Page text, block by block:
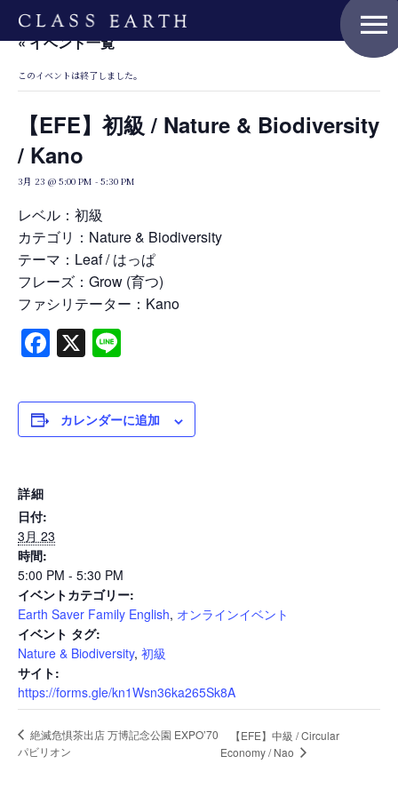
menu
Home
Nature Positive Members
Uniform Project
Art Project
Product Planning
Events
Journal
Interview
Online Shop
« イベント一覧
このイベントは終了しました。
【EFE】初級 / Nature & Biodiversity
/ Kano
3月 23 @ 5:00 PM - 5:30 PM
レベル：初級
カテゴリ：Nature & Biodiversity
テーマ：Leaf / はっぱ
フレーズ：Grow (育つ)
ファシリテーター：Kano
Facebook
X
カレンダーに追加
詳細
日付:
3月 23
時間:
5:00 PM - 5:30 PM
イベントカテゴリー:
Earth Saver Family English, オンラインイベント
イベント タグ:
Nature & Biodiversity, 初級
サイト:
https://forms.gle/kn1Wsn36ka265Sk8A
絶滅危惧茶出店 万博記念公園 EXPO’70
パビリオン
【EFE】中級 / Circular
Economy / Nao